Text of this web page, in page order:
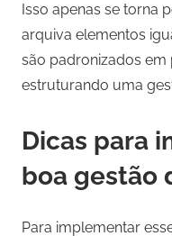
Isso apenas se torna
arquiva elementos
são padronizados em
estruturando uma
Dicas para
boa gestão
Para implementar